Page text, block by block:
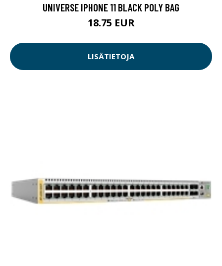
UNIVERSE IPHONE 11 BLACK POLY BAG
18.75 EUR
LISÄTIETOJA